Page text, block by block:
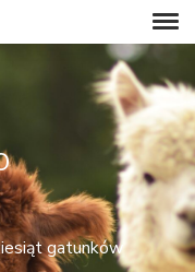
gatunków